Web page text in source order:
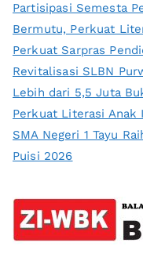
Partisipasi Semesta
Bermutu, Perkuat
Perkuat Sarpras
Revitalisasi SLBN
Lebih dari 5,5 Juta
Perkuat Literasi Anak
SMA Negeri 1 Tayu
Puisi 2026